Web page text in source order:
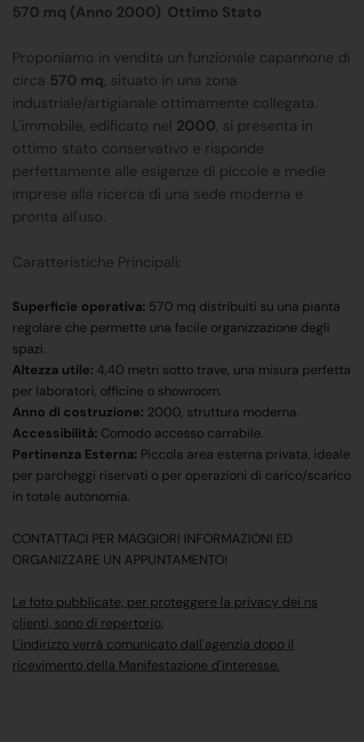
570 mq (Anno 2000)  Ottimo Stato
Proponiamo in vendita un funzionale capannone di
circa 570 mq, situato in una zona
industriale/artigianale ottimamente collegata.
L'immobile, edificato nel 2000, si presenta in
ottimo stato conservativo e risponde
perfettamente alle esigenze di piccole e medie
imprese alla ricerca di una sede moderna e
pronta all'uso.
Caratteristiche Principali:
Superficie operativa: 570 mq distribuiti su una pianta
regolare che permette una facile organizzazione degli
spazi.
Altezza utile: 4,40 metri sotto trave, una misura perfetta
per laboratori, officine o showroom.
Anno di costruzione: 2000, struttura moderna.
Accessibilità: Comodo accesso carrabile.
Pertinenza Esterna: Piccola area esterna privata, ideale
per parcheggi riservati o per operazioni di carico/scarico
in totale autonomia.
CONTATTACI PER MAGGIORI INFORMAZIONI ED
ORGANIZZARE UN APPUNTAMENTO!
Le foto pubblicate, per proteggere la privacy dei ns
clienti, sono di repertorio.
L'indirizzo verrà comunicato dall'agenzia dopo il
ricevimento della Manifestazione d'interesse.